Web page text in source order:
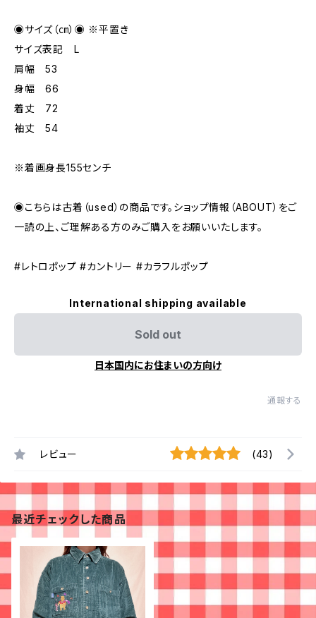
◉サイズ（㎝）◉ ※平置き
サイズ表記 L
肩幅 53
身幅 66
着丈 72
袖丈 54
※着画身長155センチ
◉こちらは古着（used）の商品です。ショップ情報（ABOUT）をご
一読の上、ご理解ある方のみご購入をお願いいたします。
#レトロポップ #カントリー #カラフルポップ
International shipping available
Sold out
日本国内にお住まいの方向け
通報する
レビュー (43)
最近チェックした商品